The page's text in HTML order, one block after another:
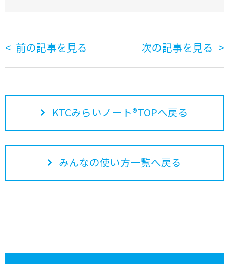
前の記事を見る 次の記事を見る
KTCみらいノート®TOPへ戻る
みんなの使い方一覧へ戻る